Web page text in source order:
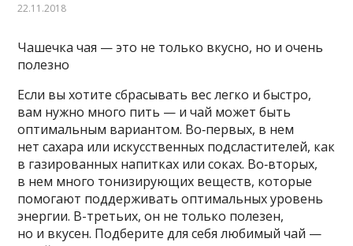
22.11.2018
Чашечка чая — это не только вкусно, но и очень
полезно
Если вы хотите сбрасывать вес легко и быстро,
вам нужно много пить — и чай может быть
оптимальным вариантом. Во‑первых, в нем
нет сахара или искусственных подсластителей, как
в газированных напитках или соках. Во‑вторых,
в нем много тонизирующих веществ, которые
помогают поддерживать оптимальных уровень
энергии. В-третьих, он не только полезен,
но и вкусен. Подберите для себя любимый чай —